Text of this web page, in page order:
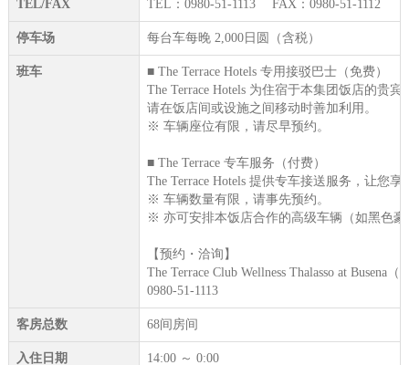
TEL/FAX TEL：0980-51-1113 FAX：0980-51-1112
停车场 每台车每晚 2,000日圆（含税）
班车
■ The Terrace Hotels 专用接驳巴士（免费）
The Terrace Hotels 为住宿于本集团饭店的贵
请在饭店间或设施之间移动时善加利用。
※ 车辆座位有限，请尽早预约。
■ The Terrace 专车服务（付费）
The Terrace Hotels 提供专车接送服务，让您
※ 车辆数量有限，请事先预约。
※ 亦可安排本饭店合作的高级车辆（如黑色
【预约・洽询】
The Terrace Club Wellness Thalasso at Busena（
0980-51-1113
客房总数 68间房间
入住日期 14:00 ～ 0:00